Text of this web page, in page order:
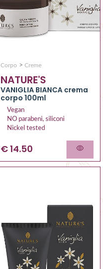
Corpo > Creme
NATURE'S
VANIGLIA BIANCA crema
corpo 100ml
Vegan
NO parabeni, siliconi
Nickel tested
€ 14.50